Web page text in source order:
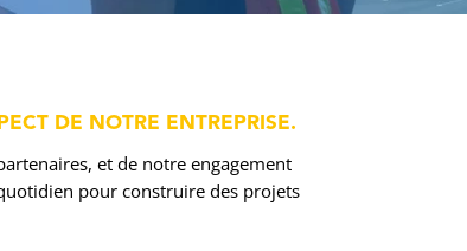
DE NOTRE ENTREPRISE.
et de notre engagement
pour construire des projets